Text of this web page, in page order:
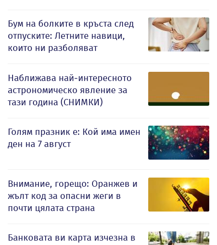
Бум на болките в кръста след
отпуските: Летните навици,
които ни разболяват
Наближава най-интересното
астрономическо явление за
тази година (СНИМКИ)
Голям празник е: Кой има имен
ден на 7 август
Внимание, горещо: Оранжев и
жълт код за опасни жеги в
почти цялата страна
Банковата ви карта изчезна в